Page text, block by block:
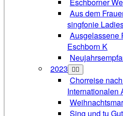
Aus dem
singfonie
Ausgelassene
Eschborn K
2023
Chorreise
Internationalen
Sing und tu